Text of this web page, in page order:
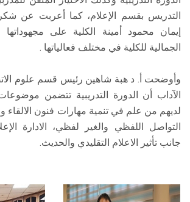
التدريس بقسم الإعلام، كما أعربت عن
إيمان محمود أمينة الكلية على مجهوداتها
الجمالية للكلية في مختلف فعالياتها .
وأوضحت أ. د هبة شاهين رئيس قسم علوم
الآداب أن الدورة التدريبية تتضمن
لديهم من علم في تنمية مهارات فنون الالقاء
التواصل اللفظي والغير لفظي، الادارة
جانب تأثير الاعلام التقليدي والحديث.